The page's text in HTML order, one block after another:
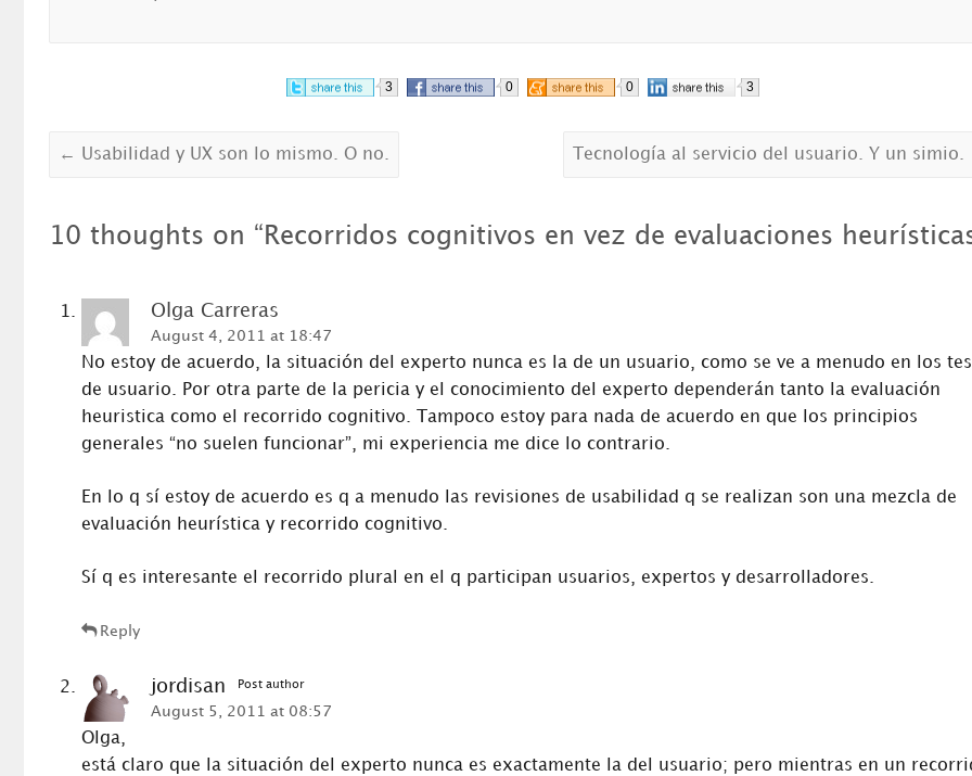
3 0 0 3
← Usabilidad y UX son lo mismo. O no. Tecnología al servicio del usuario. Y un simio.
10 thoughts on “ Recorridos cognitivos en vez de evaluaciones
Olga Carreras
August 4, 2011 at 18:47
No estoy de acuerdo, la situación del experto nunca es la de un usuario, como se ve a menudo en los
de usuario. Por otra parte de la pericia y el conocimiento del experto dependerán tanto la evaluación
heuristica como el recorrido cognitivo. Tampoco estoy para nada de acuerdo en que los principios
generales “no suelen funcionar”, mi experiencia me dice lo contrario.
En lo q sí estoy de acuerdo es q a menudo las revisiones de usabilidad q se realizan son una mezcla de
evaluación heurística y recorrido cognitivo.
Sí q es interesante el recorrido plural en el q participan usuarios, expertos y desarrolladores.
Reply
jordisan Post author
August 5, 2011 at 08:57
Olga,
está claro que la situación del experto nunca es exactamente la del usuario; pero mientras en un